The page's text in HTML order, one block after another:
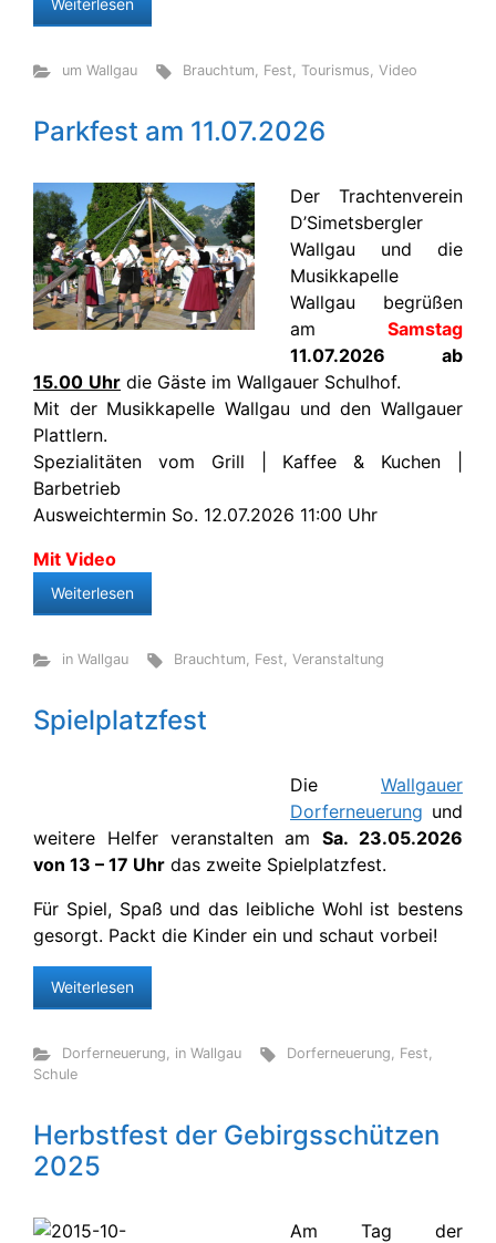
Weiterlesen
um Wallgau Brauchtum, Fest,Tourismus,Video
Parkfest am 11.07.2026
Der Trachtenverein
D’Simetsbergler
Wallgau und die
Musikkapelle
Wallgau begrüßen
am Samstag
11.07.2026 ab
15.00 Uhr die Gäste im Wallgauer Schulhof.
Mit der Musikkapelle Wallgau und den Wallgauer
Plattlern.
Spezialitäten vom Grill | Kaffee & Kuchen |
Barbetrieb
Ausweichtermin So. 12.07.2026 11:00 Uhr
Mit Video
Weiterlesen
in Wallgau Brauchtum, Fest,Veranstaltung
Spielplatzfest
Die Wallgauer
Dorferneuerung und
weitere Helfer veranstalten amSa. 23.05.2026
von 13 – 17 Uhr das zweite Spielplatzfest.
Für Spiel, Spaß und das leibliche Wohl ist bestens
gesorgt. Packt die Kinder ein und schaut vorbei!
Weiterlesen
Dorferneuerung, in Wallgau Dorferneuerung, Fest,
Schule
Herbstfest der Gebirgsschützen
2025
Am Tag der